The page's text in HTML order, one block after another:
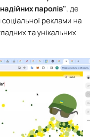
паролів", де
реклами на
та унікальних